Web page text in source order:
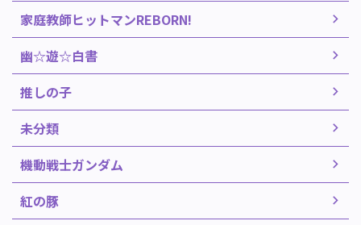
家庭教師ヒットマンREBORN!
幽☆遊☆白書
推しの子
未分類
機動戦士ガンダム
紅の豚